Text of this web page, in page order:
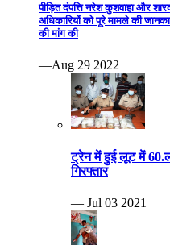
पीड़ित दंपत्ति नरेश कुशवाहा और
अधिकारियों को पूरे मामले की
की मांग की
—Aug 29 2022
ट्रेन में हुई लूट में
गिरफ्तार
— Jul 03 2021